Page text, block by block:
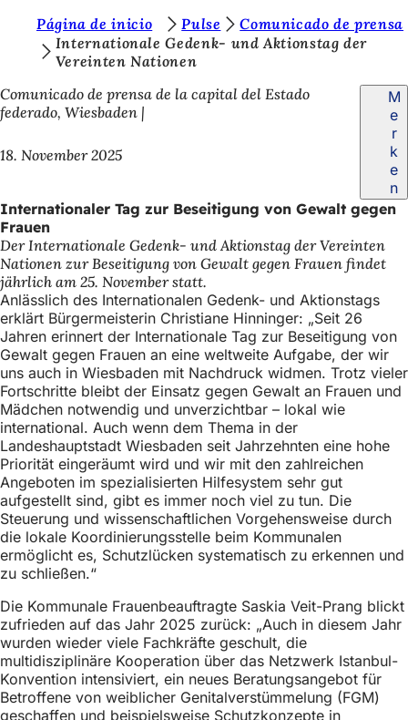
Inhalt anspringen
e
b
f
i
n
d
e
n
s
i
c
h
h
i
e
r
:
Página de inicio Pulse
Comunicado de prensa
Internationale Gedenk- und Aktionstag der
Vereinten Nationen
Comunicado de prensa de la capital del Estado
federado, Wiesbaden
18. November 2025
M
e
r
k
e
n
Internationaler Tag zur Beseitigung von Gewalt gegen
Frauen
Der Internationale Gedenk- und Aktionstag der Vereinten
Nationen zur Beseitigung von Gewalt gegen Frauen findet
jährlich am 25. November statt.
Anlässlich des Internationalen Gedenk- und Aktionstags
erklärt Bürgermeisterin Christiane Hinninger: „Seit 26
Jahren erinnert der Internationale Tag zur Beseitigung von
Gewalt gegen Frauen an eine weltweite Aufgabe, der wir
uns auch in Wiesbaden mit Nachdruck widmen. Trotz vieler
Fortschritte bleibt der Einsatz gegen Gewalt an Frauen und
Mädchen notwendig und unverzichtbar – lokal wie
international. Auch wenn dem Thema in der
Landeshauptstadt Wiesbaden seit Jahrzehnten eine hohe
Priorität eingeräumt wird und wir mit den zahlreichen
Angeboten im spezialisierten Hilfesystem sehr gut
aufgestellt sind, gibt es immer noch viel zu tun. Die
Steuerung und wissenschaftlichen Vorgehensweise durch
die lokale Koordinierungsstelle beim Kommunalen
ermöglicht es, Schutzlücken systematisch zu erkennen und
zu schließen.“
Die Kommunale Frauenbeauftragte Saskia Veit-Prang blickt
zufrieden auf das Jahr 2025 zurück: „Auch in diesem Jahr
wurden wieder viele Fachkräfte geschult, die
multidisziplinäre Kooperation über das Netzwerk Istanbul-
Konvention intensiviert, ein neues Beratungsangebot für
Betroffene von weiblicher Genitalverstümmelung (FGM)
geschaffen und beispielsweise Schutzkonzepte in